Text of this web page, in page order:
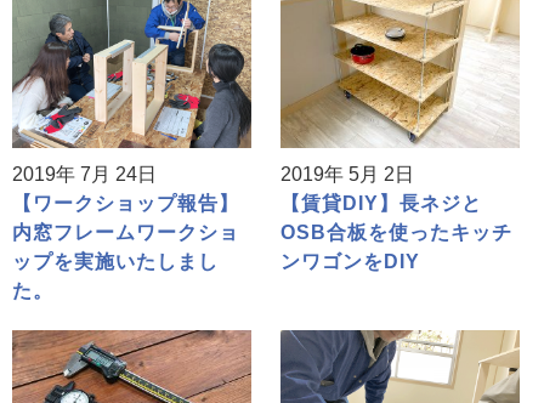
2019年 7月 24日
【ワークショップ報告】
内窓フレームワークショ
ップを実施いたしまし
た。
2019年 5月 2日
【賃貸DIY】長ネジと
OSB合板を使ったキッチ
ンワゴンをDIY